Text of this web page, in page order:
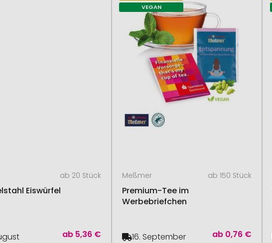
ab 20 Stück
Eiswürfel
ab 5,36 €
VEGAN
Meßmer ab 150 Stück
Premium-Tee im
Werbebriefchen
ab 0,76 €
16. September